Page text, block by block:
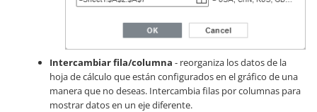
Intercambiar fila/columna - reorganiza los datos de la
hoja de cálculo que están configurados en el gráfico de una
manera que no deseas. Intercambia filas por columnas para
mostrar datos en un eje diferente.